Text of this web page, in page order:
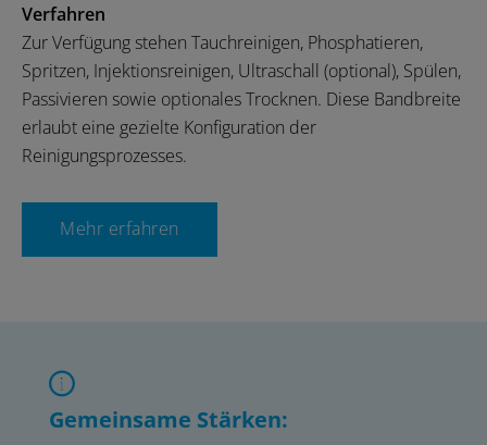
Verfahren
Zur Verfügung stehen Tauchreinigen, Phosphatieren,
Spritzen, Injektionsreinigen, Ultraschall (optional), Spülen,
Passivieren sowie optionales Trocknen. Diese Bandbreite
erlaubt eine gezielte Konfiguration der
Reinigungsprozesses.
Mehr erfahren
Gemeinsame Stärken: